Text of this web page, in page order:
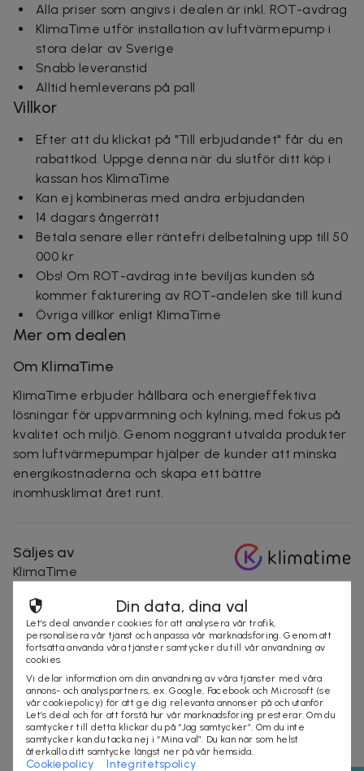
Alla priser som angivs i dealen är inkl. ROT-avdrag
KlimaTime utför installation av luftvärmepump i
stora delar av Sverige
Snabb leveranstid
Alltid hemleverans på pall
Villkor
Efter att du klickat på "Till erbjudandet" får du en
rabattkod. Uppge denna när du slutför ditt köp i
kassan hos KlimaTime
Kan ej kombineras med andra erbjudanden
14 dagars ångerrätt
Betala senare eller räntefri delbetalning upp till 50
000 kr
Obs! Om ROT-avdrag inte beviljas kunden så
kommer fakturering av ROT-andelen ske till kund
Övriga villkor enligt KlimaTime
Mer om dealen
Om KlimaTime
KlimaTime erbjuder hållbara och energieffektiva
lösningar för uppvärmning och kylning, med fokus på
kvalitet och miljö. Genom noggrant utvalda produkter
som luftvärmepumpar hjälper de kunder att minska
energikostnaderna och skapa ett bättre
inomhusklimat året runt.
Säljes av
KlimaTime
TILL ERBJUDANDET
Andra som kollat på dealen ovan tittar även
på
Din data, dina val
Let’s deal använder cookies för att analysera vår trafik,
personalisera vår tjänst och anpassa vår marknadsföring. Genom att
fortsätta använda våra tjänster samtycker du till vår användning av
cookies.
Vi delar information om din användning av våra tjänster med våra
annons- och analyspartners, ex. Google, Facebook och Microsoft (se
vår cookiepolicy) för att ge dig relevanta annonser på och utanför
Let’s deal och för att förstå hur vår marknadsföring presterar. Om du
samtycker till detta klickar du på “Jag samtycker”. Om du inte
samtycker kan du tacka nej i “Mina val”. Du kan när som helst
återkalla ditt samtycke längst ner på vår hemsida.
Cookiepolicy Integritetspolicy